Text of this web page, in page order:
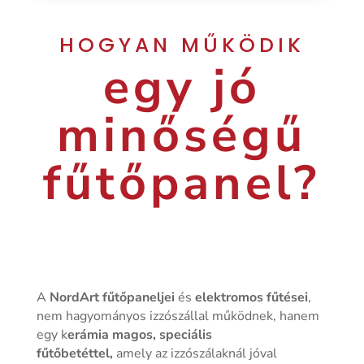
HOGYAN MŰKÖDIK
egy jó
minőségű
fűtőpanel?
A NordArt fűtőpaneljeiés elektromos fűtései,
nem hagyományos izzószállal működnek, hanem
egy kerámia magos, speciális
fűtőbetéttel, amely az izzószálaknál jóval